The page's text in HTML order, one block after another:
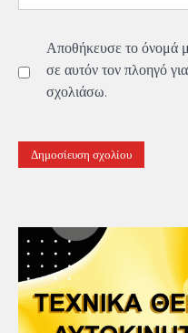
Αποθήκευσε το όνομά
σε αυτόν τον πλοηγό
σχολιάσω.